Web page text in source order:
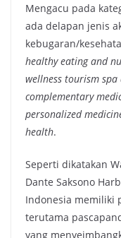
Mengacu pada
ada delapan jenis
kebugaran/
healthy eating and
wellness tourism
complementary
personalized
health.
Seperti dikatakan
Dante Saksono
Indonesia memiliki
terutama
yang